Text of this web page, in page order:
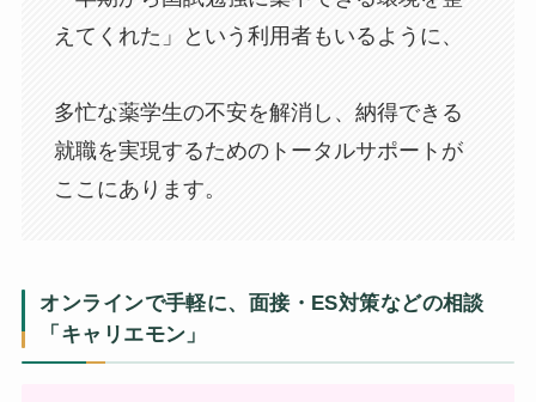
えてくれた」という利用者もいるように、
多忙な薬学生の不安を解消し、納得できる
就職を実現するためのトータルサポートが
ここにあります。
オンラインで手軽に、面接・ES対策などの相談
「キャリエモン」